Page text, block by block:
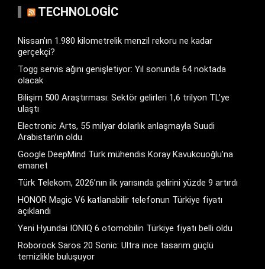
TECHNOLOGIC
Nissan’ın 1.980 kilometrelik menzil rekoru ne kadar
gerçekçi?
Togg servis ağını genişletiyor: Yıl sonunda 64 noktada
olacak
Bilişim 500 Araştırması: Sektör gelirleri 1,6 trilyon TL’ye
ulaştı
Electronic Arts, 55 milyar dolarlık anlaşmayla Suudi
Arabistan’ın oldu
Google DeepMind Türk mühendis Koray Kavukcuoğlu’na
emanet
Türk Telekom, 2026’nın ilk yarısında gelirini yüzde 9 artırdı
HONOR Magic V6 katlanabilir telefonun Türkiye fiyatı
açıklandı
Yeni Hyundai IONIQ 6 otomobilin Türkiye fiyatı belli oldu
Roborock Saros 20 Sonic: Ultra ince tasarım güçlü
temizlikle buluşuyor